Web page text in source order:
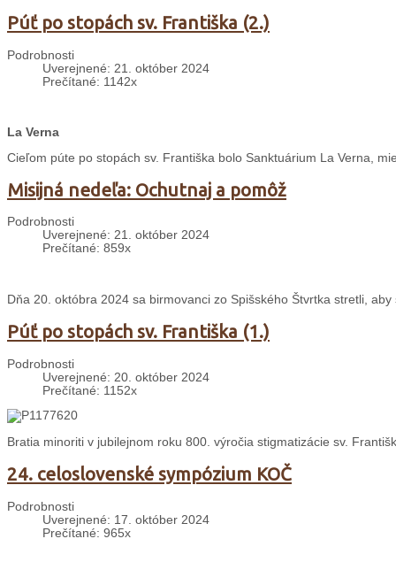
Púť po stopách sv. Františka (2.)
Podrobnosti
Uverejnené: 21. október 2024
Prečítané: 1142x
La Verna
Cieľom púte po stopách sv. Františka bolo Sanktuárium La Verna,
Misijná nedeľa: Ochutnaj a pomôž
Podrobnosti
Uverejnené: 21. október 2024
Prečítané: 859x
Dňa 20. októbra 2024 sa birmovanci zo Spišského Štvrtka stretli,
Púť po stopách sv. Františka (1.)
Podrobnosti
Uverejnené: 20. október 2024
Prečítané: 1152x
Bratia minoriti v jubilejnom roku 800. výročia stigmatizácie sv.
24. celoslovenské sympózium KOČ
Podrobnosti
Uverejnené: 17. október 2024
Prečítané: 965x